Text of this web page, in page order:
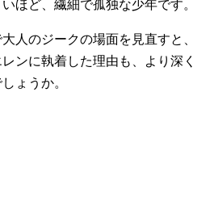
ほど、繊細で孤独な少年です。
人のジークの場面を見直すと、
ンに執着した理由も、より深く
ょうか。